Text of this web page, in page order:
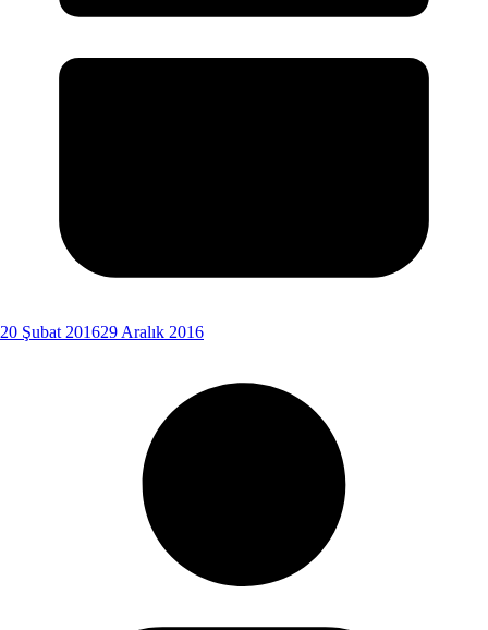
20 Şubat 201629 Aralık 2016